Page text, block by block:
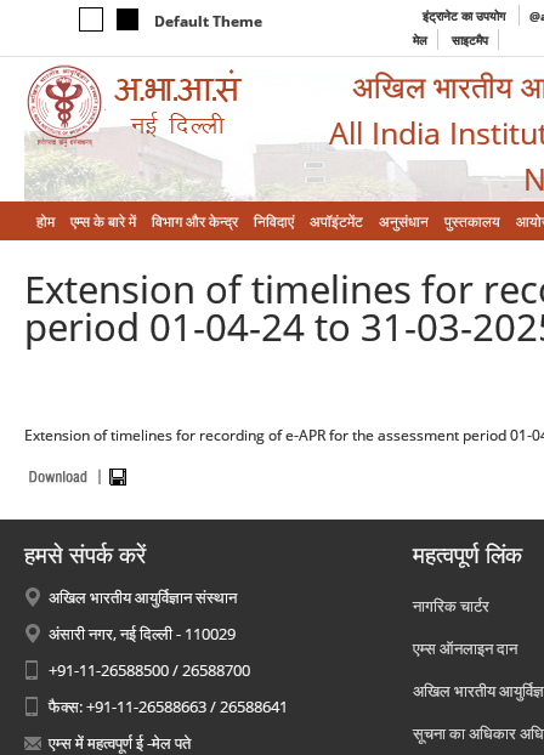
Default Theme इंट्रानेट का उपयोग
मेल
साइटमैप
अखिल भारतीय
All India
होम एम्‍स के बारे में विभाग और केन्‍द्र निविदाएं अपॉइंटमेंट अनुसंधान पुस्तकालय
Extension of timelines for
period 01-04-24 to 31-03-
Extension of timelines for recording of e-APR for the assessment period 01-
हमसे संपर्क करें
अखिल भारतीय आयुर्विज्ञान संस्थान
अंसारी नगर, नई दिल्ली - 110029
+91-11-26588500 / 26588700
फैक्स: +91-11-26588663 / 26588641
एम्स में महत्वपूर्ण ई -मेल पते
महत्वपूर्ण लिंक
नागरिक चार्टर
एम्स ऑनलाइन दान
अखिल भारतीय
सूचना का अधिकार